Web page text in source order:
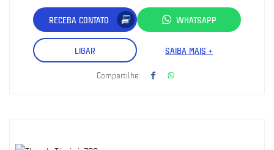
RECEBA CONTATO WHATSAPP
LIGAR SAIBA MAIS +
Compartilhe: